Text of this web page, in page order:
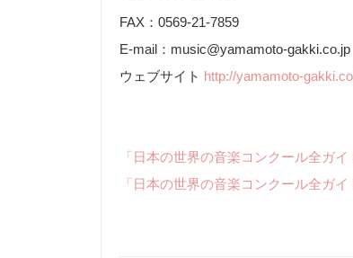
FAX：0569-21-7859
E-mail：music@yamamoto-gakki.co.jp
ウェブサイト http://yamamoto-
「日本の世界の音楽コンクール全ガ
「日本の世界の音楽コンクール全ガ